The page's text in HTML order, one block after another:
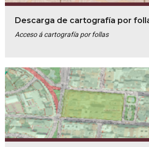
Descarga de cartografía por
Acceso á cartografía por follas